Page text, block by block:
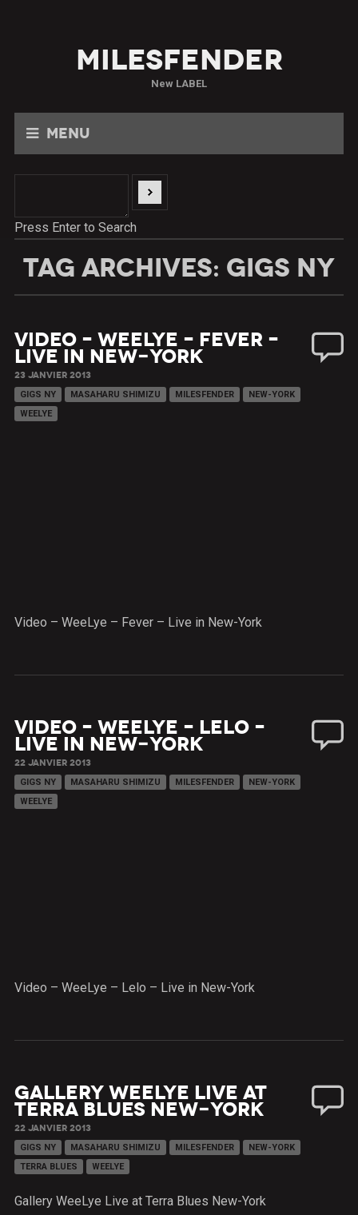
Milesfender
New LABEL
Menu
Press Enter to Search
TAG ARCHIVES: GIGS NY
Video – WeeLye – Fever –
Live in New-York
23 JANVIER 2013
GIGS NY MASAHARU SHIMIZU MILESFENDER
NEW-YORK
WEELYE
Video – WeeLye – Fever – Live in New-York
Video – WeeLye – Lelo –
Live in New-York
22 JANVIER 2013
GIGS NY MASAHARU SHIMIZU MILESFENDER
NEW-YORK
WEELYE
Video – WeeLye – Lelo – Live in New-York
Gallery WeeLye Live at
Terra Blues New-York
22 JANVIER 2013
GIGS NY MASAHARU SHIMIZU MILESFENDER
NEW-YORK
TERRA BLUES
WEELYE
Gallery WeeLye Live at Terra Blues New-York